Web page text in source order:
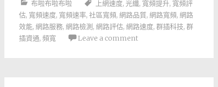
布啦布啦布啦 上網速度, 光纖, 寬頻提升, 寬頻評
估, 寬頻速度, 寬頻速率, 社區寬頻, 網路品質, 網路寬頻, 網路
效能, 網路服務, 網路檢測 , 網路評估, 網路速度, 群插科技, 群
插資通, 頻寬 Leave a comment